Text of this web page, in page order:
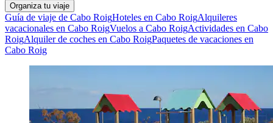
Organiza tu viaje
Guía de viaje de Cabo RoigHoteles en Cabo RoigAlquileres
vacacionales en Cabo RoigVuelos a Cabo RoigActividades en Cabo
RoigAlquiler de coches en Cabo RoigPaquetes de vacaciones en
Cabo Roig